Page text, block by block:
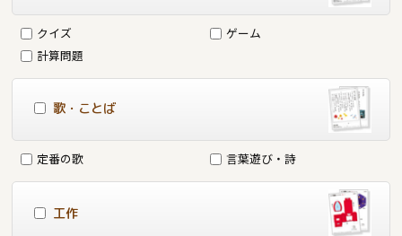
クイズ
ゲーム
計算問題
歌・ことば
定番の歌 言葉遊び・詩
工作